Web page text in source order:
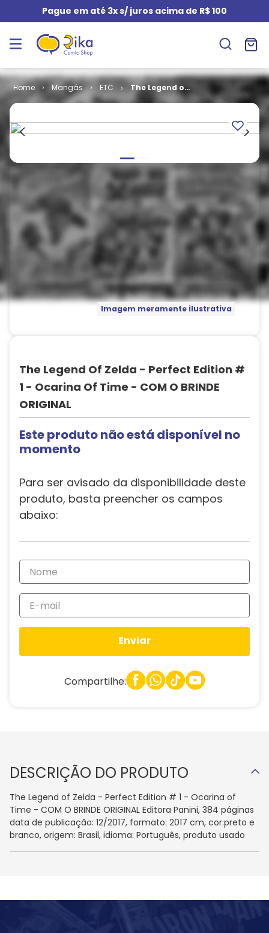
Pague em até 3x s/ juros acima de R$ 100
Mangás ETC
The Legend of
Edition # 1 -
ORIGINAL
Imagem meramente ilustrativa
The Legend Of Zelda - Perfect Edition #
1 - Ocarina Of Time - COM O BRINDE
ORIGINAL
Este produto não está disponível no
momento
Para ser avisado da disponibilidade deste
produto, basta preencher os campos
abaixo:
Enviar
Compartilhe:
DESCRIÇÃO DO PRODUTO
The Legend of Zelda - Perfect Edition # 1 - Ocarina of
Time - COM O BRINDE ORIGINAL Editora Panini, 384 páginas
data de publicação: 12/2017, formato: 2017 cm, cor:preto e
branco, origem: Brasil, idioma: Português, produto usado